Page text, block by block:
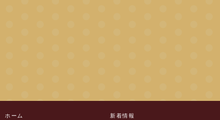
ホーム 新着情報